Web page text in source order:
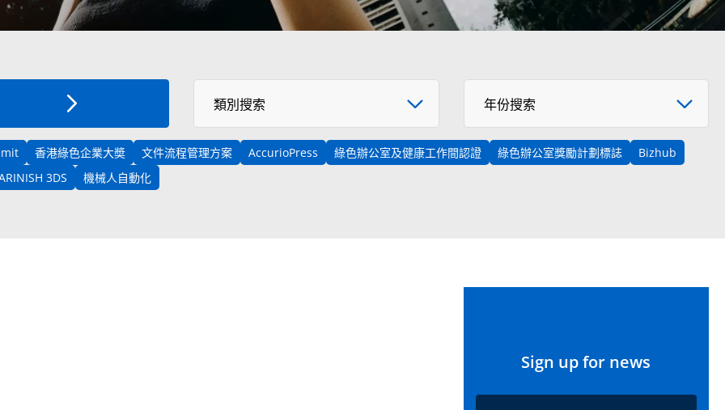
Select News Category
類別搜索
年份搜索
年份搜索
香港綠色企業大奬 文件流程管理方案 AccurioPress 綠色辦公室及健康工作間認證 綠色辦公室獎勵計劃標誌
Bizhub
3DS
機械人自動化
Sign up for news